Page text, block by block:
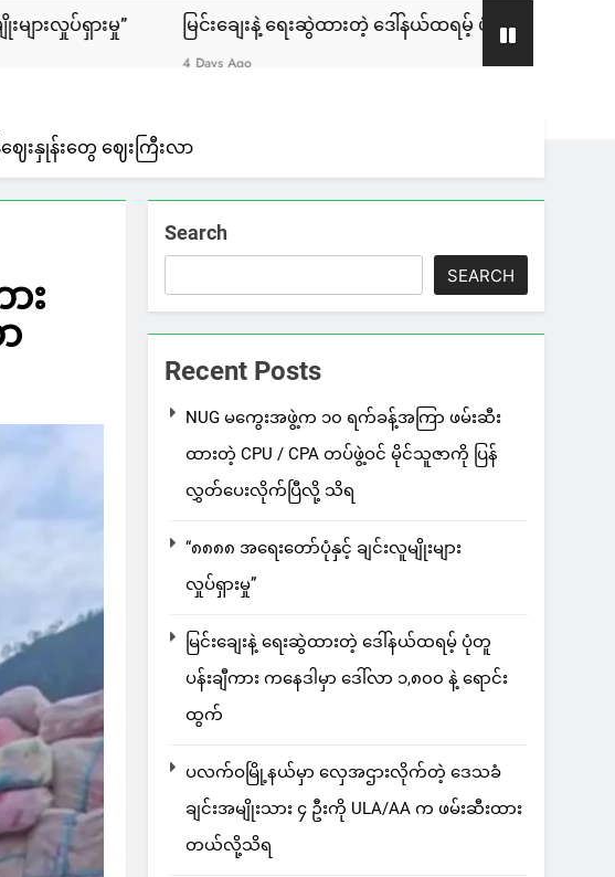
မြင်းချေးနဲ့ ရေးဆွဲထားတဲ့ ဒေါ်နယ်ထရမ့် ပုံတူပန်းချီကား ကနေဒါမှာ ဒေါ်လာ ၁
ေးနှုန်းတွေ ဈေးကြီးလာ
း
Search
SEARCH
Recent Posts
NUG မကွေးအဖွဲ့က ၁၀ ရက်ခန့်အကြာ ဖမ်းဆီး
ထားတဲ့ CPU / CPA တပ်ဖွဲ့ဝင် မိုင်သူဇာကို ပြန်
လွှတ်ပေးလိုက်ပြီလို့ သိရ
“၈၈၈၈ အရေးတော်ပုံနှင့် ချင်းလူမျိုးများ
လှုပ်ရှားမှု”
မြင်းချေးနဲ့ ရေးဆွဲထားတဲ့ ဒေါ်နယ်ထရမ့် ပုံတူ
ပန်းချီကား ကနေဒါမှာ ဒေါ်လာ ၁,၈၀၀ နဲ့ ရောင်း
ထွက်
ပလက်ဝမြို့နယ်မှာ လှေအဌားလိုက်တဲ့ ဒေသခံ
ချင်းအမျိုးသား ၄ ဦးကို ULA/AA က ဖမ်းဆီးထား
တယ်လို့သိရ